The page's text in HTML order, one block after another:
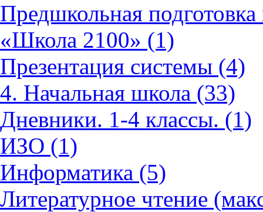
Предшкольная
«Школа 2100» (1)
Презентация системы (4)
4. Начальная школа (33)
Дневники. 1-4 классы. (1)
ИЗО (1)
Информатика (5)
Литературное чтение